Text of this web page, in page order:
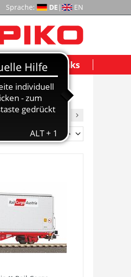
Sprache: DE | EN
Wichtige Links
5 6 7
Artikelnummer